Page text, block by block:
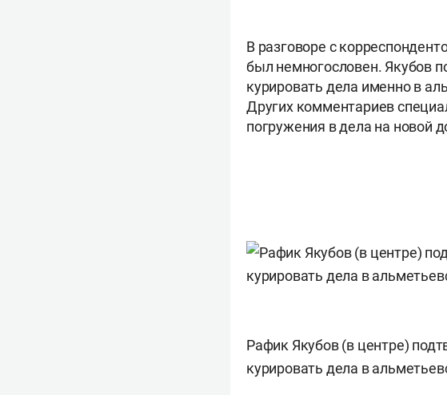
В разговоре с
был немногословен. Якубов
курировать дела именно в
Других комментариев
погружения в дела на новой
Рафик Якубов (в центре)
курировать дела в